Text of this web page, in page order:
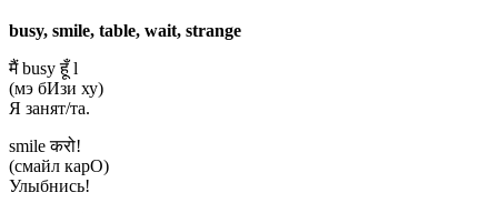
busy, smile, table, wait, strange
मैं busy हूँ l
(мэ бИзи ху)
Я занят/та.
smile करो!
(смайл карО)
Улыбнись!